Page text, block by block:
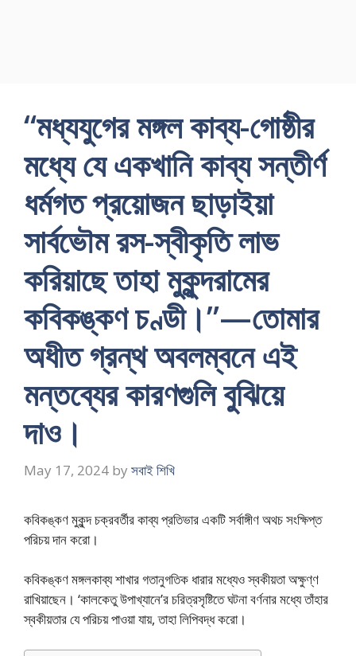
“মধ্যযুগের মঙ্গল কাব্য-গোষ্ঠীর
মধ্যে যে একখানি কাব্য সন্তীর্ণ
ধর্মগত প্রয়োজন ছাড়াইয়া
সার্বভৌম রস-স্বীকৃতি লাভ
করিয়াছে তাহা মুকুন্দরামের
কবিকঙ্কণ চণ্ডী।”—তোমার
অধীত গ্রন্থ অবলম্বনে এই
মন্তব্যের কারণগুলি বুঝিয়ে
দাও।
May 17, 2024 by সবাই শিখি
কবিকঙ্কণ মুকুন্দ চক্রবর্তীর কাব্য প্রতিভার একটি সর্বাঙ্গীণ অথচ সংক্ষিপ্ত
পরিচয় দান করো।
কবিকঙ্কণ মঙ্গলকাব্য শাখার গতানুগতিক ধারার মধ্যেও স্বকীয়তা অক্ষুণ্ণ
রাখিয়াছেন। ‘কালকেতু উপাখ্যানে’র চরিত্রসৃষ্টিতে ঘটনা বর্ণনার মধ্যে তাঁহার
স্বকীয়তার যে পরিচয় পাওয়া যায়, তাহা লিপিবদ্ধ করো।